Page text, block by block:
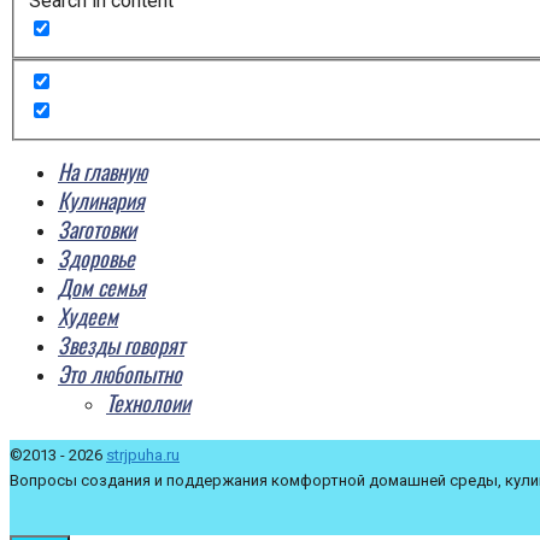
На главную
Кулинария
Заготовки
Здоровье
Дом семья
Худеем
Звезды говорят
Это любопытно
Технолоии
©2013 - 2026 strjpuha.ru
Вопросы создания и поддержания комфортной домашней среды,